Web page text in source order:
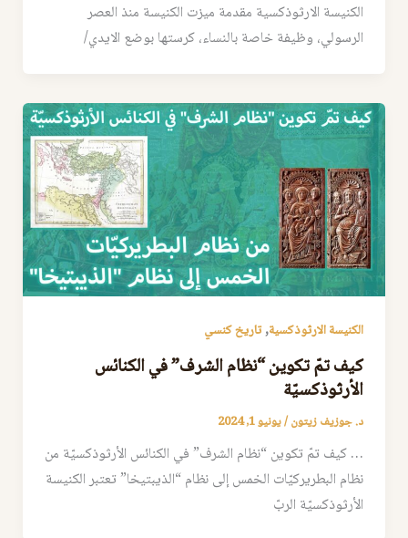
الكنيسة الارثوذكسية مقدمة ميزت الكنيسة منذ العصر
الرسولي، وظيفة خاصة بالنساء، كرستها بوضع الايدي/
الكنيسة الارثوذكسية,تاريخ كنسي
كيف تمّ تكوين “نظام الشرف” في الكنائس
الأرثوذكسيّة
د. جوزيف زيتون/يونيو 1, 2024
… كيف تمّ تكوين “نظام الشرف” في الكنائس الأرثوذكسيّة من
نظام البطريركيّات الخمس إلى نظام “الذيبتيخا” تعتبر الكنيسة
الأرثوذكسيّة الربّ